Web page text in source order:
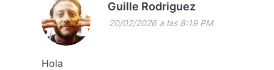
Guille Rodriguez
20/02/2026 a las 8:19 PM
Hola